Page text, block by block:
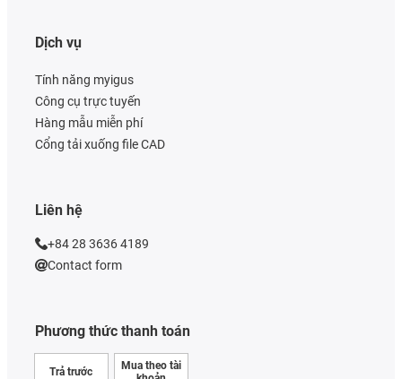
Phương thức thanh toán
Trả trước
Mua theo tài
Dịch vụ
Tính năng myigus
Công cụ trực tuyến
Hàng mẫu miễn phí
Cổng tải xuống file CAD
Liên hệ
+84 28 3636 4189
Contact form